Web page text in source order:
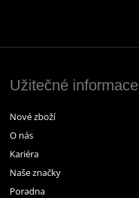
Užitečné informace
Nové zboží
O nás
Kariéra
Naše značky
Poradna